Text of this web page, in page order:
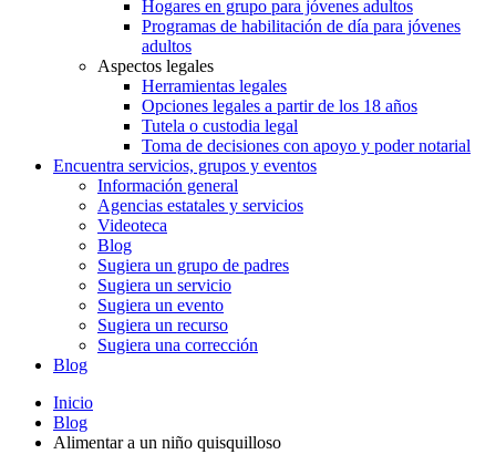
Hogares en grupo para jóvenes adultos
Programas de habilitación de día para jóvenes
adultos
Aspectos legales
Herramientas legales
Opciones legales a partir de los 18 años
Tutela o custodia legal
Toma de decisiones con apoyo y poder notarial
Encuentra servicios, grupos y eventos
Información general
Agencias estatales y servicios
Videoteca
Blog
Sugiera un grupo de padres
Sugiera un servicio
Sugiera un evento
Sugiera un recurso
Sugiera una corrección
Blog
Inicio
Blog
Alimentar a un niño quisquilloso